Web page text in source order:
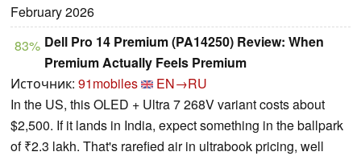
February 2026
83% Dell Pro 14 Premium (PA14250) Review: When
Premium Actually Feels Premium
Источник: 91mobiles
EN→RU
In the US, this OLED + Ultra 7 268V variant costs about
$2,500. If it lands in India, expect something in the ballpark
of ₹2.3 lakh. That's rarefied air in ultrabook pricing, well